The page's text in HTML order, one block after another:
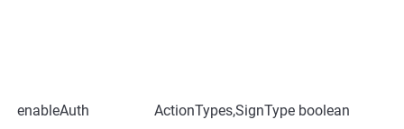
enableAuth ActionTypes,SignType boolean